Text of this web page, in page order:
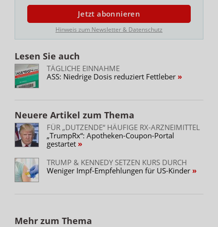
Jetzt abonnieren
Hinweis zum Newsletter & Datenschutz
Lesen Sie auch
TÄGLICHE EINNAHME
ASS: Niedrige Dosis reduziert Fettleber
Neuere Artikel zum Thema
FÜR „DUTZENDE“ HÄUFIGE RX-ARZNEIMITTEL
„TrumpRx“: Apotheken-Coupon-Portal
gestartet
TRUMP & KENNEDY SETZEN KURS DURCH
Weniger Impf-Empfehlungen für US-Kinder
Mehr zum Thema